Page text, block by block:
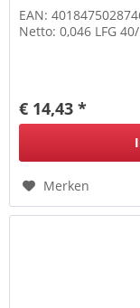
EAN:
Netto: 0,046 LFG
€ 14,43 *
Merken